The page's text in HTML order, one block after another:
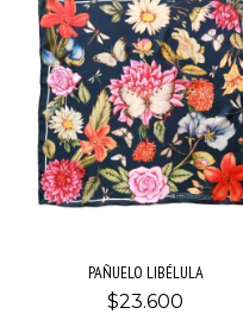
PAÑUELO LIBÉLULA
$23.600